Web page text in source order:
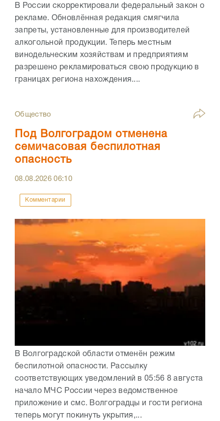
В России скорректировали федеральный закон о
рекламе. Обновлённая редакция смягчила
запреты, установленные для производителей
алкогольной продукции. Теперь местным
винодельческим хозяйствам и предприятиям
разрешено рекламироваться свою продукцию в
границах региона нахождения....
Общество
Под Волгоградом отменена
семичасовая беспилотная
опасность
08.08.202606:10
Комментарии
В Волгоградской области отменён режим
беспилотной опасности. Рассылку
соответствующих уведомлений в 05:56 8 августа
начало МЧС России через ведомственное
приложение и смс. Волгоградцы и гости региона
теперь могут покинуть укрытия,...